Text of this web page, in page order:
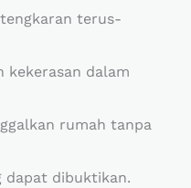
terus-
kekerasan dalam
rumah tanpa
dapat dibuktikan.